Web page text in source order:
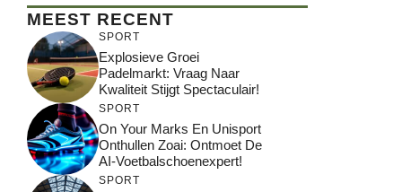
MEEST RECENT
SPORT
Explosieve Groei
Padelmarkt: Vraag Naar
Kwaliteit Stijgt Spectaculair!
SPORT
On Your Marks En Unisport
Onthullen Zoai: Ontmoet De
AI-Voetbalschoenexpert!
SPORT